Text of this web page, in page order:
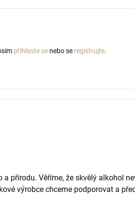
přihlaste se nebo se registrujte.
a přírodu. Věříme, že skvělý alkohol
výrobce chceme podporovat a